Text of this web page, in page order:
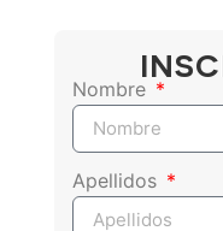
Nombre
Apellidos